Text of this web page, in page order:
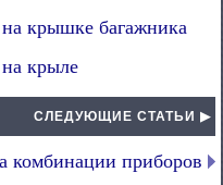
крышке багажника
крыле
СЛЕДУЮЩИЕ СТАТЬИ ▶
комбинации приборов